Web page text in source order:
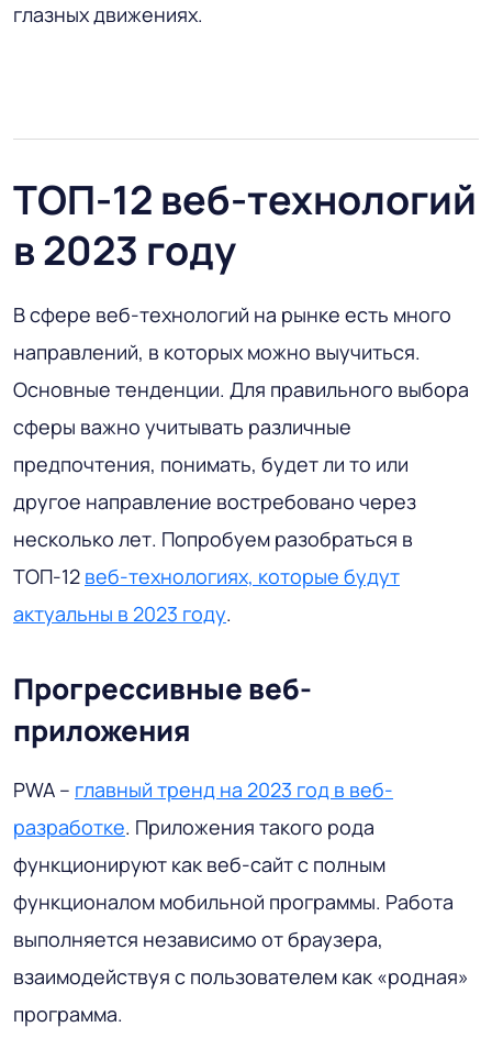
глазных движениях.
ТОП-12 веб-технологий
в 2023 году
В сфере веб-технологий на рынке есть много
направлений, в которых можно выучиться.
Основные тенденции. Для правильного выбора
сферы важно учитывать различные
предпочтения, понимать, будет ли то или
другое направление востребовано через
несколько лет. Попробуем разобраться в
ТОП-12 веб-технологиях, которые будут
актуальны в 2023 году.
Прогрессивные веб-
приложения
PWA – главный тренд на 2023 год в веб-
разработке. Приложения такого рода
функционируют как веб-сайт с полным
функционалом мобильной программы. Работа
выполняется независимо от браузера,
взаимодействуя с пользователем как «родная»
программа.